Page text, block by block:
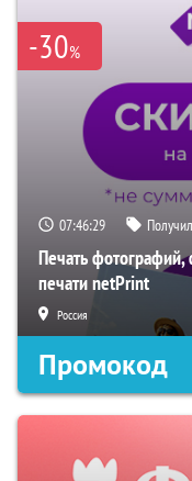
-30%
07:46:28
Печать фотографий,
печати netPrint
Россия
Промокод